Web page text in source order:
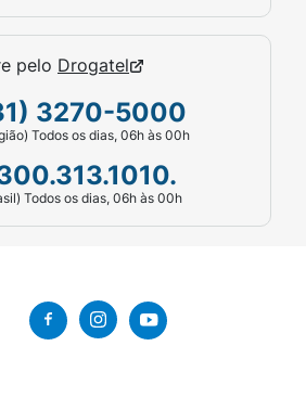
pelo Drogatel
3270-5000
Todos os dias, 06h às 00h
Todos os dias, 06h às 00h